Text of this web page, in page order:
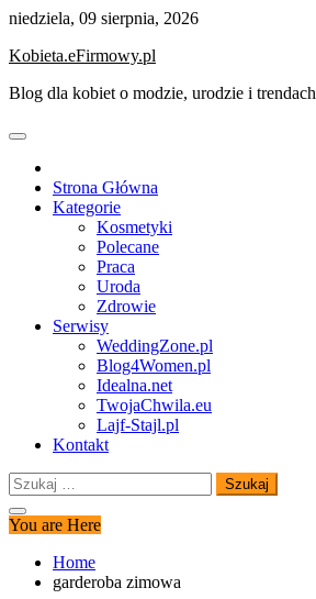
Skip
content
niedziela, 09 sierpnia, 2026
Kobieta.eFirmowy.pl
Blog dla kobiet o modzie, urodzie i trendach
Strona Główna
Kategorie
Kosmetyki
Polecane
Praca
Uroda
Zdrowie
Serwisy
WeddingZone.pl
Blog4Women.pl
Idealna.net
TwojaChwila.eu
Lajf-Stajl.pl
Kontakt
Szukaj:
You are Here
Home
garderoba zimowa